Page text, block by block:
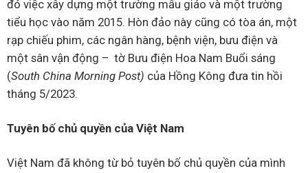
đó việc xây dựng một trường mẫu giáo và một trường
tiểu học vào năm 2015. Hòn đảo này cũng có tòa án, một
rạp chiếu phim, các ngân hàng, bệnh viện, bưu điện và
một sân vận động – tờ Bưu điện Hoa Nam Buổi sáng
(South China Morning Post) của Hồng Kông đưa tin hồi
tháng 5/2023.
Tuyên bố chủ quyền của Việt Nam
Việt Nam đã không từ bỏ tuyên bố chủ quyền của mình